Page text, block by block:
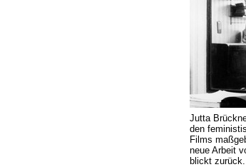
Jutta
den
Films
neue Arbeit
blickt zurück.